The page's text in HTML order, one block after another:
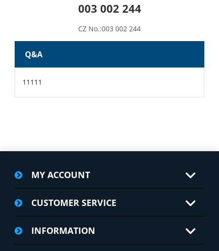
003 002 244
CZ No.:003 002 244
Q&A
11111
MY ACCOUNT
CUSTOMER SERVICE
INFORMATION